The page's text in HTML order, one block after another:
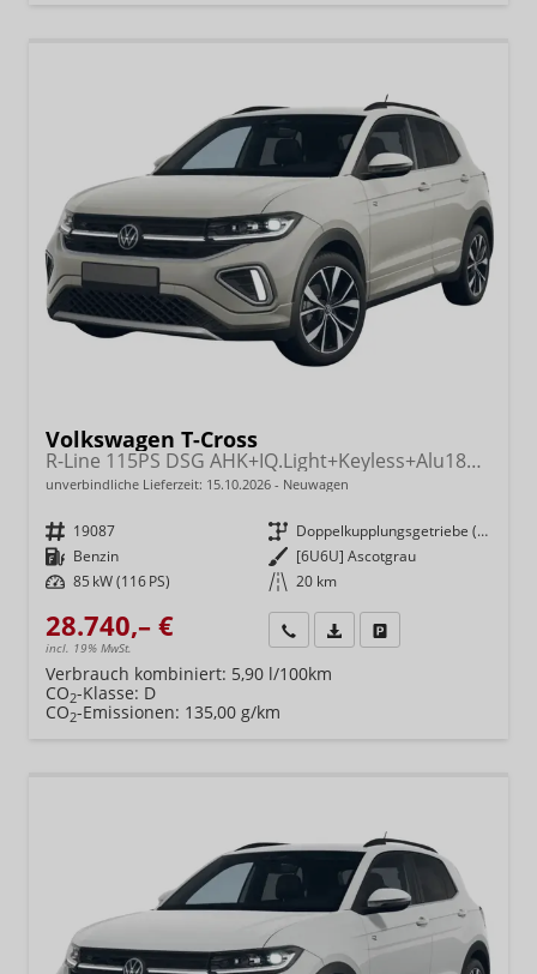
Volkswagen T-Cross
R-Line 115PS DSG AHK+IQ.Light+Keyless+Alu18+Kamera+Climatronic+Sitzheizung
unverbindliche Lieferzeit: 15.10.2026 Neuwagen
Fahrzeugnr. 19087 Getriebe
Doppelkupplungsgetriebe (DSG)
Kraftstoff Benzin Außenfarbe [6U6U] Ascotgrau
Leistung 85 kW (116 PS) Kilometerstand 20 km
28.740,– €
incl. 19% MwSt.
Wir rufen Sie anFahrzeugexposé (PDF)
Verbrauch kombiniert: 5,90 l/100km
CO2-Klasse: D
CO2-Emissionen: 135,00 g/km